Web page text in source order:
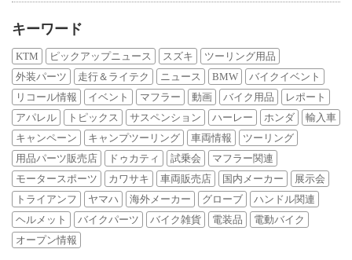
キーワード
KTM ピックアップニュース スズキ
ツーリング用品
外装パーツ
走行＆ライテク ニュース BMW
バイクイベント
リコール情報
イベント マフラー 動画 バイク用品
レポート
アパレル
トピックス サスペンション ハーレー ホンダ
輸入車
キャンペーン
キャンプツーリング 車両情報
ツーリング
用品パーツ販売店
ドゥカティ 試乗会
マフラー関連
モータースポーツ
カワサキ 車両販売店 国内メーカー
展示会
トライアンフ
ヤマハ 海外メーカー グローブ
ハンドル関連
ヘルメット
バイクパーツ バイク雑貨 電装品
電動バイク
オープン情報